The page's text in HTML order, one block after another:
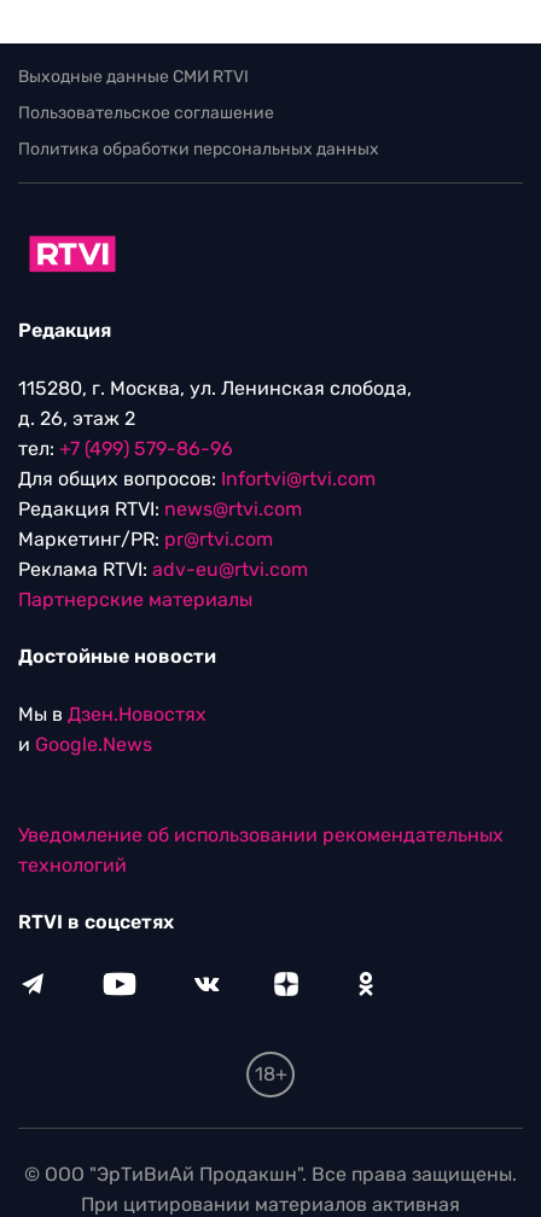
Выходные данные СМИ RTVI
Пользовательское соглашение
Политика обработки персональных данных
Редакция
115280, г. Москва, ул. Ленинская слобода,
д. 26, этаж 2
тел: +7 (499) 579-86-96
Для общих вопросов: Infortvi@rtvi.com
Редакция RTVI: news@rtvi.com
Маркетинг/PR: pr@rtvi.com
Реклама RTVI: adv-eu@rtvi.com
Партнерские материалы
Достойные новости
Мы в Дзен.Новостях
и Google.News
Уведомление об использовании рекомендательных
технологий
RTVI в соцсетях
18+
© ООО "ЭрТиВиАй Продакшн". Все права защищены.
При цитировании материалов активная